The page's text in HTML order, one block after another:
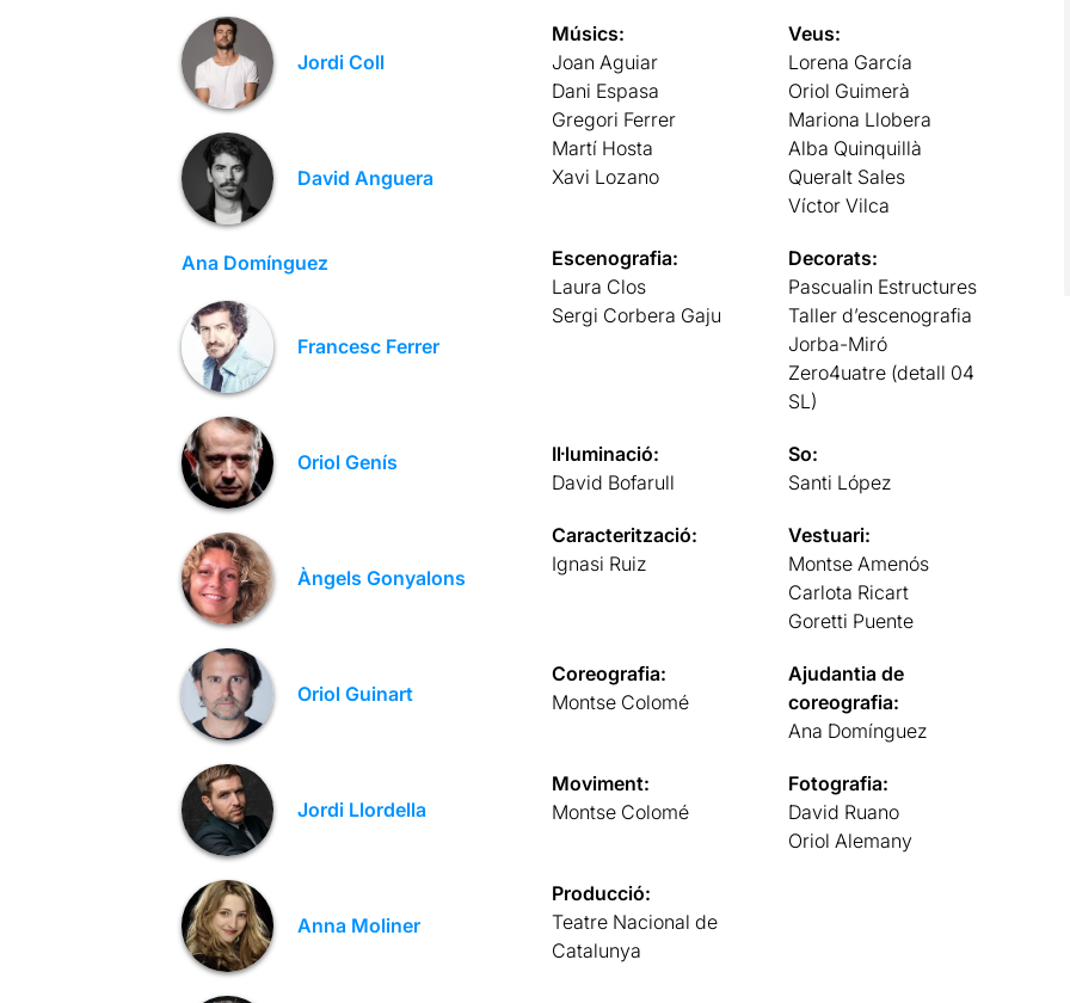
Jordi Coll
David Anguera
Ana Domínguez
Francesc Ferrer
Oriol Genís
Àngels Gonyalons
Oriol Guinart
Jordi Llordella
Anna Moliner
Músics:
Joan Aguiar
Dani Espasa
Gregori Ferrer
Martí Hosta
Xavi Lozano
Veus:
Lorena García
Oriol Guimerà
Mariona Llobera
Alba Quinquillà
Queralt Sales
Víctor Vilca
Escenografia:
Laura Clos
Sergi Corbera Gaju
Decorats:
Pascualin Estructures
Taller d’escenografia
Jorba-Miró
Zero4uatre (detall 04
SL)
Il·luminació:
David Bofarull
So:
Santi López
Caracterització:
Ignasi Ruiz
Vestuari:
Montse Amenós
Carlota Ricart
Goretti Puente
Coreografia:
Montse Colomé
Ajudantia de
coreografia:
Ana Domínguez
Moviment:
Montse Colomé
Fotografia:
David Ruano
Oriol Alemany
Producció:
Teatre Nacional de
Catalunya